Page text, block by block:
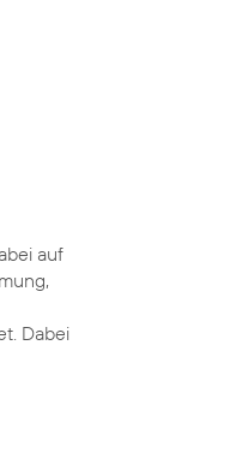
auf
Dabei